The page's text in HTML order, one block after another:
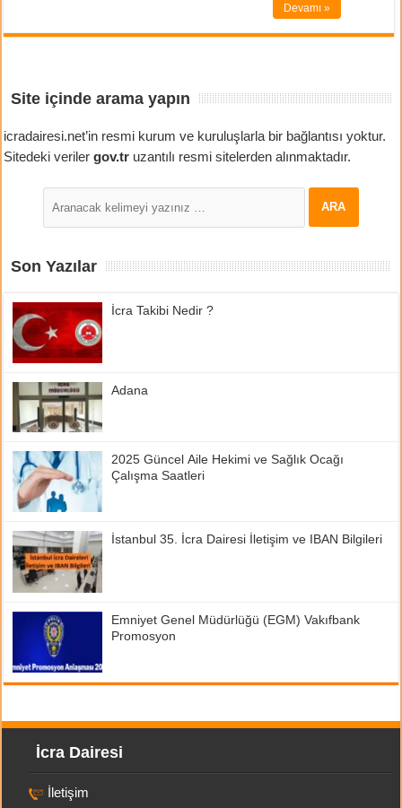
Devamı »
Site içinde arama yapın
icradairesi.net’in resmi kurum ve kuruluşlarla bir bağlantısı yoktur.
Sitedeki verilergov.tr uzantılı resmi sitelerden alınmaktadır.
Son Yazılar
İcra Takibi Nedir ?
Adana
2025 Güncel Aile Hekimi ve Sağlık Ocağı
Çalışma Saatleri
İstanbul 35. İcra Dairesi İletişim ve IBAN Bilgileri
Emniyet Genel Müdürlüğü (EGM) Vakıfbank
Promosyon
İcra Dairesi
İletişim